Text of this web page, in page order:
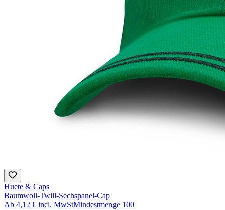
Huete & Caps
Baumwoll-Twill-Sechspanel-Cap
Ab 4,12 € incl. MwStMindestmenge 100